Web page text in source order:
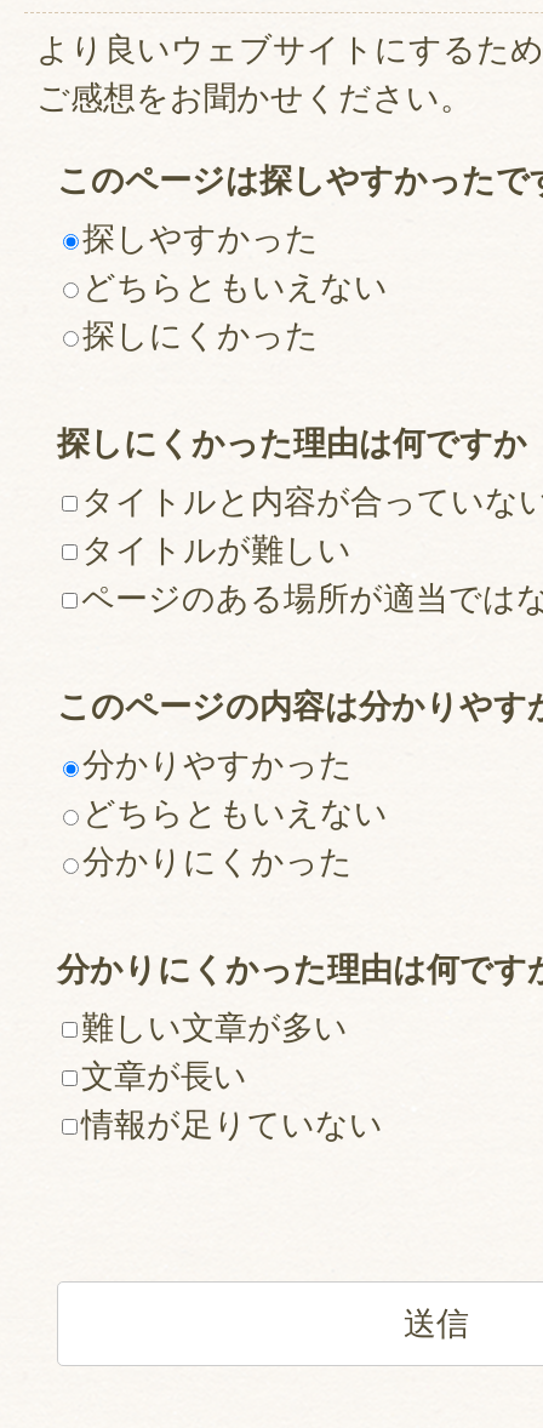
より良いウェブサイトにするた
ご感想をお聞かせください。
このページは探しやすかったで
探しやすかった
どちらともいえない
探しにくかった
探しにくかった理由は何ですか
タイトルと内容が合っていな
タイトルが難しい
ページのある場所が適当では
このページの内容は分かりやす
分かりやすかった
どちらともいえない
分かりにくかった
分かりにくかった理由は何です
難しい文章が多い
文章が長い
情報が足りていない